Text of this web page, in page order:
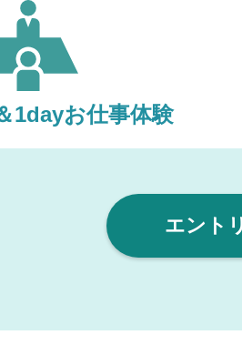
1dayお仕事体験
エント